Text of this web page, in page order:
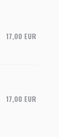
17,00 EUR
17,00 EUR